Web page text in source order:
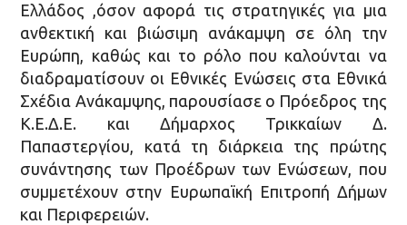
Ελλάδος ,όσον αφορά τις στρατηγικές για μια
ανθεκτική και βιώσιμη ανάκαμψη σε όλη την
Ευρώπη, καθώς και το ρόλο που καλούνται να
διαδραματίσουν οι Εθνικές Ενώσεις στα Εθνικά
Σχέδια Ανάκαμψης, παρουσίασε ο Πρόεδρος της
Κ.Ε.Δ.Ε. και Δήμαρχος Τρικκαίων Δ.
Παπαστεργίου, κατά τη διάρκεια της πρώτης
συνάντησης των Προέδρων των Ενώσεων, που
συμμετέχουν στην Ευρωπαϊκή Επιτροπή Δήμων
και Περιφερειών.